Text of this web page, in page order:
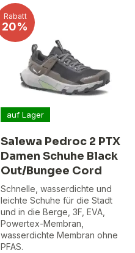
Rabatt
20%
auf Lager
Salewa Pedroc 2 PTX
Damen Schuhe Black
Out/Bungee Cord
Schnelle, wasserdichte und
leichte Schuhe für die Stadt
und in die Berge, 3F, EVA,
Powertex-Membran,
wasserdichte Membran ohne
PFAS.